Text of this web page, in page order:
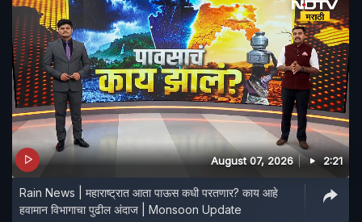
August 07, 2026 2:21
Rain News | महाराष्ट्रात आता पाऊस कधी परतणार? काय आहे
हवामान विभागाचा पुढील अंदाज | Monsoon Update